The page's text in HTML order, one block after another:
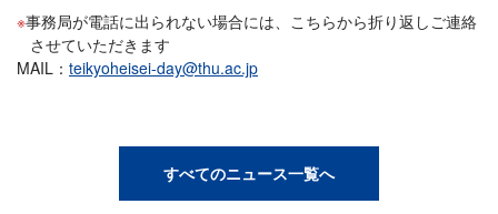
事務局が電話に出られない場合には、こちらから折り返しご連絡
させていただきます
MAIL： teikyoheisei-day@thu.ac.jp
すべてのニュース一覧へ